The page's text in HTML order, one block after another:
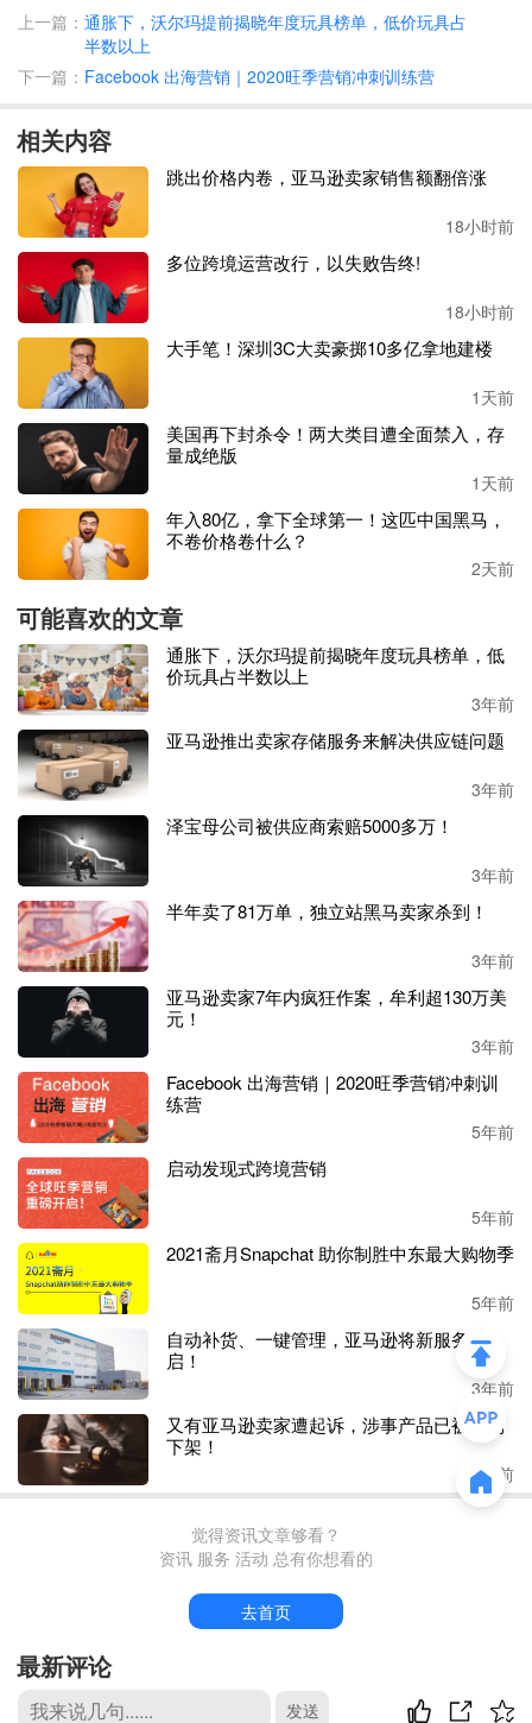
在推动收入增长方面，两大品牌双驱动的模式持续奏效，业
务收入合计高达
牌系列的产品出货量从几十万台到上百万台不等。
增长33.88%。占总收入的51.25%，该品牌下的自清洁产品出
货量达55 万台，较上年同期增长高达254.5%。添可品牌的
销售收入为29.53亿元，同比增长44.98%。占总收入的 4
3%，添可芙万系列洗地机合计出货109 万台，较上年同期增
长近49%。
虽说今年欧美主要国家持续高通胀致消费疲弱，但科沃斯透
露，其上半年在日本和亚太新兴市场的业绩取得了显著增
长，这也使该公司在海外的整体收入实现增长。两大自有品
牌在海外的业务收入分别同比增长
17.2%和15.9%，占到各自
收入比重的27.1%和27.7%。
据了解，目前科沃斯的两大品牌出货均价保持上行，分别达
2460元和1941元人民币。除扫地机器人外、该公司推出的其
他如擦窗机器人和空气净化机器人的新品、新系列同样受到
消费者青睐，这也使科沃斯的业务不再单一依赖于扫地机器
人，而是多产品共进。
成立于1998年的科沃斯，在行业内的技术研发和品类创新能
力首屈一指。2022 年上半年，研发支出达到3.52亿元，较上
年同期增长74.05%。高效的研发转化效率加速了产品的迭代
另外，其自主生产优势一直十分出色。相关产品基本实现全
部自产，并凭借规模优势具备较强的议价和供应链整合能
力。针对海外市场的不同需求，自主生产可使科沃斯灵活高
效地调整多品类和多
从扫地机器人支撑主业到多款产品齐上阵，从代工厂标签到
自有品牌占据半壁江山，科沃斯发挥着巨大的市场潜力。而
同在该领域第一梯队的还有后起之秀石头科技，今年上半
年，石头科技的业绩表现也较为稳健。
王牌产品破 110万台，石头科技半年净赚6.17亿
石头科技旗下拥有扫地机器人品牌
名度较高。虽然起步较科沃斯晚，但发展强劲。
石头科技半年总营收为
润6.17亿元，较上年同期减少5.40%。
2014年才成立的
石头科技来说，在几年之内能够快速占据市场份额，且成为
行业新贵实属优秀。
对比同期营收增长，净利有所下滑的情况，石头科技称主要
是由于新品研发上市、国内渠道拓展取得成效、营销投放效
场导致销售费用增长较多，包括广告及市场推广费
售部门薪酬费用增加及远期锁汇产生的损益减少。
2.62亿元，石头科技上半年的销售费用已超
5亿元。
另外，受未到期应收货款增加导致销售货款未全部流入、备
上一篇： 通胀下，沃尔玛提前揭晓年度玩具榜单，低价玩具占
半数以上
下一篇： Facebook 出海营销｜2020旺季营销冲刺训练营
相关内容
跳出价格内卷，亚马逊卖家销售额翻倍涨
18小时前
多位跨境运营改行，以失败告终!
18小时前
大手笔！深圳3C大卖豪掷10多亿拿地建楼
1天前
美国再下封杀令！两大类目遭全面禁入，存
量成绝版
1天前
年入80亿，拿下全球第一！这匹中国黑马，
不卷价格卷什么？
2天前
可能喜欢的文章
通胀下，沃尔玛提前揭晓年度玩具榜单，低
价玩具占半数以上
3年前
亚马逊推出卖家存储服务来解决供应链问题
3年前
泽宝母公司被供应商索赔5000多万！
3年前
半年卖了81万单，独立站黑马卖家杀到！
3年前
亚马逊卖家7年内疯狂作案，牟利超130万美
元！
3年前
Facebook 出海营销｜2020旺季营销冲刺训
练营
5年前
启动发现式跨境营销
5年前
2021斋月Snapchat 助你制胜中东最大购物季
5年前
自动补货、一键管理，亚马逊将新服务将
启！
3年前
又有亚马逊卖家遭起诉，涉事产品已被强制
下架！
3年前
觉得资讯文章够看？
资讯 服务 活动 总有你想看的
去首页
最新评论
发送